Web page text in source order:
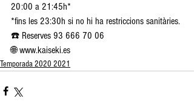
20:00 a 21:45h*
*fins les 23:30h si no hi ha restriccions sanitàries.
☎️ Reserves 93 666 70 06
🌐 www.kaiseki.es
Temporada 2020 2021